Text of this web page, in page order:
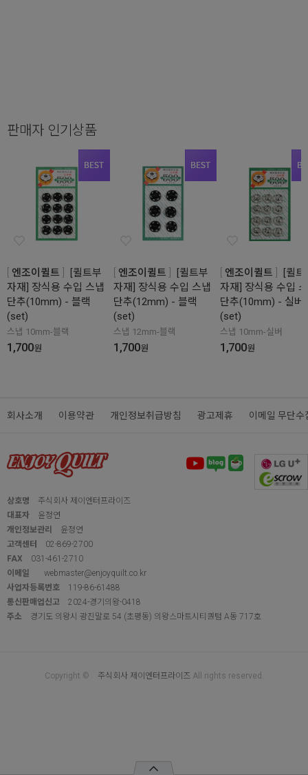
판매자 인기상품
엔조이퀼트
[퀼트부
자재] 장식용 수입 스냅
단추(10mm) - 블랙
(set)
스냅 10mm-블랙
1,700원
엔조이퀼트
[퀼트부
자재] 장식용 수입 스냅
단추(12mm) - 블랙
(set)
스냅 12mm-블랙
1,700원
엔조이퀼트
[퀼트
자재] 장식용 수입
단추(10mm) - 실버
(set)
스냅 10mm-실버
1,700원
회사소개 이용약관 개인정보취급방침 광고제휴 이메일 무단수
상호명
주식회사 제이엔터프라이즈
대표자
윤정연
개인정보관리
윤정연
고객센터
02-869-2700
FAX
031-461-2710
이메일
webmaster@enjoyquilt.co.kr
사업자등록번호
119-86-61488
통신판매업신고
2024-경기의왕-0418
주소
경기도 의왕시 광진말로 54 (초평동) 의왕스마트시티퀀텀 A동 717호
Copyright © 주식회사 제이엔터프라이즈All rights reserved.